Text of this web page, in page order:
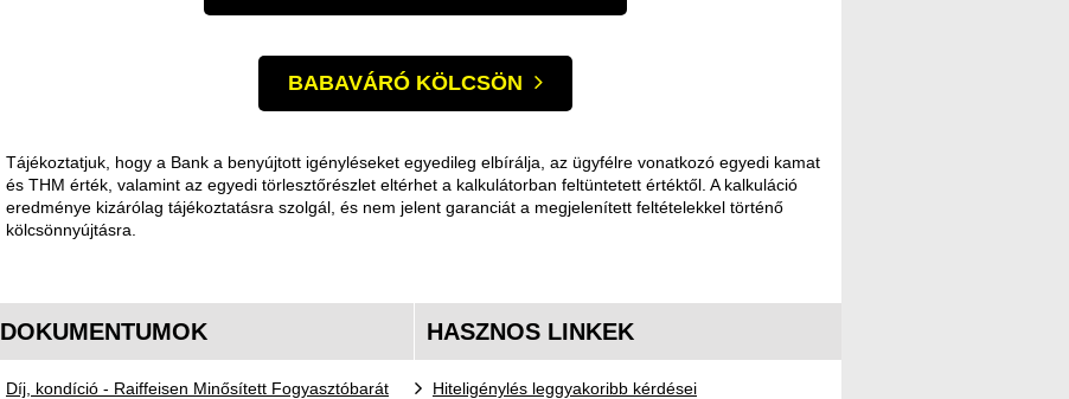
BABAVÁRÓ KÖLCSÖN
Tájékoztatjuk, hogy a Bank a benyújtott igényléseket egyedileg elbírálja, az ügyfélre vonatkozó egyedi kamat
és THM érték, valamint az egyedi törlesztőrészlet eltérhet a kalkulátorban feltüntetett értéktől. A kalkuláció
eredménye kizárólag tájékoztatásra szolgál, és nem jelent garanciát a megjelenített feltételekkel történő
kölcsönnyújtásra.
DOKUMENTUMOK
Díj, kondíció - Raiffeisen Minősített Fogyasztóbarát
HASZNOS LINKEK
Hiteligénylés leggyakoribb kérdései